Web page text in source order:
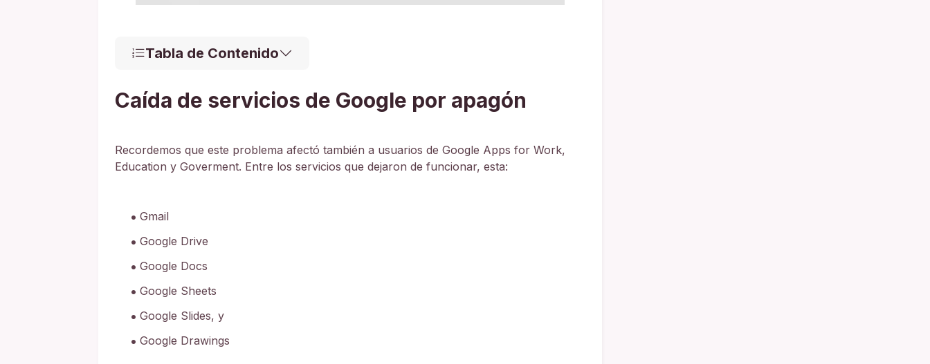
Tabla de Contenido
Caída de servicios de Google por apagón
Recordemos que este problema afectó también a usuarios de Google Apps for Work,
Education y Goverment. Entre los servicios que dejaron de funcionar, esta:
Gmail
Google Drive
Google Docs
Google Sheets
Google Slides, y
Google Drawings